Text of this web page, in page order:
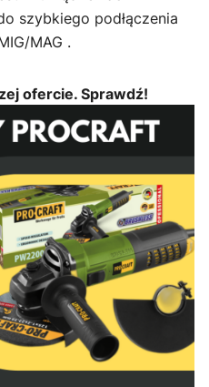
szybkiego podłączenia
MAG .
ofercie. Sprawdź!